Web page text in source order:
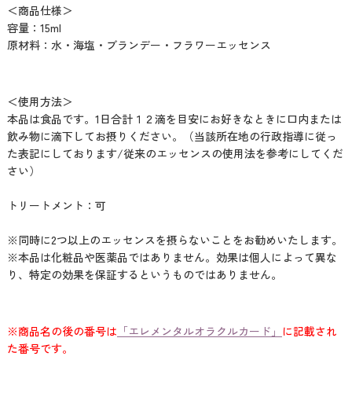
＜商品仕様＞
容量：15ml
原材料：水・海塩・ブランデー・フラワーエッセンス
＜使用方法＞
本品は食品です。1日合計１２滴を目安にお好きなときに口内または
飲み物に滴下してお摂りください。（当該所在地の行政指導に従っ
た表記にしております/従来のエッセンスの使用法を参考にしてくだ
さい）
トリートメント：可
※同時に2つ以上のエッセンスを摂らないことをお勧めいたします。
※本品は化粧品や医薬品ではありません。効果は個人によって異な
り、特定の効果を保証するというものではありません。
※商品名の後の番号は 「エレメンタルオラクルカード」 に記載され
た番号です。